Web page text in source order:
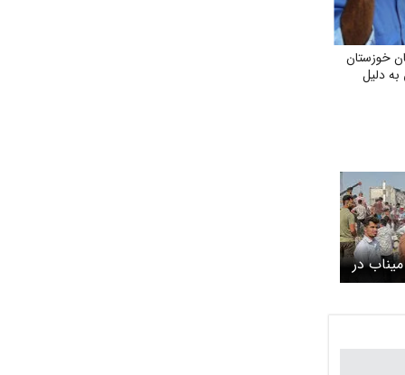
خوزستان
دلیل
در